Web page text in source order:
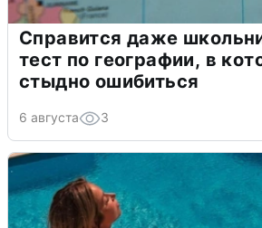
Справится даже
тест по географии, в
стыдно ошибиться
6 августа 3